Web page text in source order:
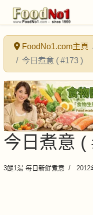
FoodNo1.com主頁
今日煮意 ( #173 )
今日煮意 (
3餸1湯 每日新鮮煮意 2012